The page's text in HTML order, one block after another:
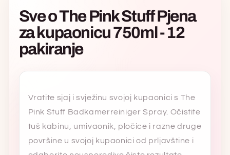
Sve o The Pink Stuff Pjena
za kupaonicu 750ml - 12
pakiranje
Vratite sjaj i svježinu svojoj kupaonici s The
Pink Stuff Badkamerreiniger Spray. Očistite
tuš kabinu, umivaonik, pločice i razne druge
površine u svojoj kupaonici od prljavštine i